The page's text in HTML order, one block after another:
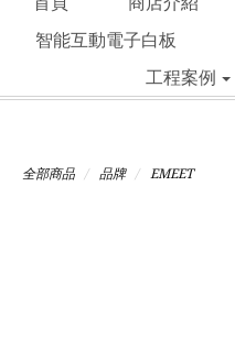
智能互動電子白板
工程案例
全部商品 品牌 EMEET